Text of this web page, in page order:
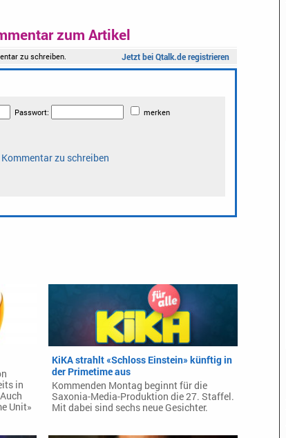
zum Artikel
in
Unit»
KiKA strahlt «Schloss Einstein» künftig in
der Primetime aus
Kommenden Montag beginnt für die
Saxonia-Media-Produktion die 27. Staffel.
Mit dabei sind sechs neue Gesichter.